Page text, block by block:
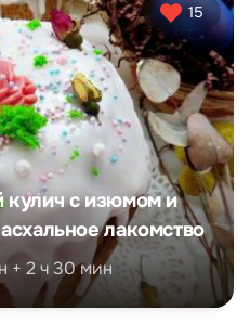
15
кулич с изюмом и
лакомство
+ 2 ч 30 мин